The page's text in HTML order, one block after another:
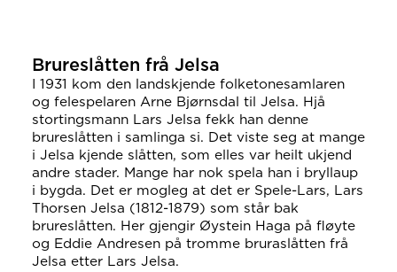
Brureslåtten frå Jelsa
I 1931 kom den landskjende folketonesamlaren
og felespelaren Arne Bjørnsdal til Jelsa. Hjå
stortingsmann Lars Jelsa fekk han denne
brureslåtten i samlinga si. Det viste seg at mange
i Jelsa kjende slåtten, som elles var heilt ukjend
andre stader. Mange har nok spela han i bryllaup
i bygda. Det er mogleg at det er Spele-Lars, Lars
Thorsen Jelsa (1812-1879) som står bak
brureslåtten. Her gjengir Øystein Haga på fløyte
og Eddie Andresen på tromme bruraslåtten frå
Jelsa etter Lars Jelsa.